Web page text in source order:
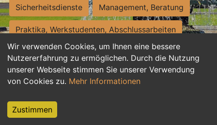
Wir verwenden Cookies, um Ihnen eine bessere
Nutzererfahrung zu ermöglichen. Durch die Nutzung
unserer Webseite stimmen Sie unserer Verwendung
von Cookies zu. Mehr Informationen
Zustimmen
Sicherheitsdienste Management, Beratung
Praktika, Werkstudenten, Abschlussarbeiten
Personalwesen Assistenz, Sekretariat
Hilfskräfte, Aushilfs- und Nebenjobs
Weiterbildung, Studium, duale Ausbildung